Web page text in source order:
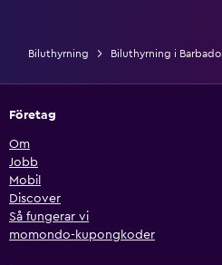
Biluthyrning Biluthyrning i
Företag
Om
Jobb
Mobil
Discover
Så fungerar vi
momondo-kupongkoder